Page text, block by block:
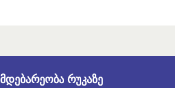
მდებარეობა რუკაზე